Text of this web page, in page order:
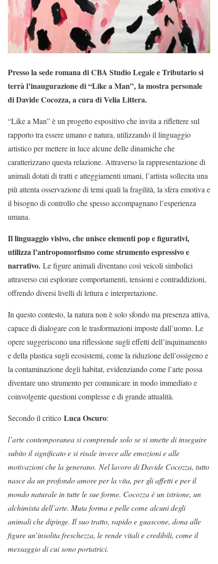
Presso la sede romana di CBA Studio Legale e Tributario si
terrà l’inaugurazione di “Like a Man”, la mostra personale
di Davide Cocozza, a cura di Velia Littera.
“Like a Man” è un progetto espositivo che invita a riflettere sul
rapporto tra essere umano e natura, utilizzando il linguaggio
artistico per mettere in luce alcune delle dinamiche che
caratterizzano questa relazione. Attraverso la rappresentazione di
animali dotati di tratti e atteggiamenti umani, l’artista sollecita una
più attenta osservazione di temi quali la fragilità, la sfera emotiva e
il bisogno di controllo che spesso accompagnano l’esperienza
umana.
Il linguaggio visivo, che unisce elementi pop e figurativi,
utilizza l’antropomorfismo come strumento espressivo e
narrativo. Le figure animali diventano così veicoli simbolici
attraverso cui esplorare comportamenti, tensioni e contraddizioni,
offrendo diversi livelli di lettura e interpretazione.
In questo contesto, la natura non è solo sfondo ma presenza attiva,
capace di dialogare con le trasformazioni imposte dall’uomo. Le
opere suggeriscono una riflessione sugli effetti dell’inquinamento
e della plastica sugli ecosistemi, come la riduzione dell’ossigeno e
la contaminazione degli habitat, evidenziando come l’arte possa
diventare uno strumento per comunicare in modo immediato e
coinvolgente questioni complesse e di grande attualità.
Secondo il critico Luca Oscuro:
l’arte contemporanea si comprende solo se si smette di inseguire
subito il significato e si risale invece alle emozioni e alle
motivazioni che la generano. Nel lavoro di Davide Cocozza, tutto
nasce da un profondo amore per la vita, per gli affetti e per il
mondo naturale in tutte le sue forme. Cocozza è un istrione, un
alchimista dell’arte. Muta forma e pelle come alcuni degli
animali che dipinge. Il suo tratto, rapido e guascone, dona alle
figure un’insolita freschezza, le rende vitali e credibili, come il
messaggio di cui sono portatrici.